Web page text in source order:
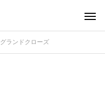
グランドクローズ